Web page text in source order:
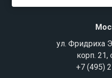
ул. Фридриха
корп. 21,
+7 (495)